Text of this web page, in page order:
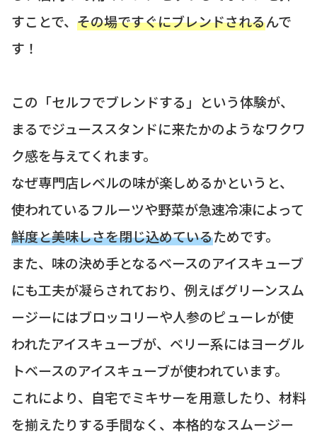
すことで、 その場ですぐにブレンドされるんで
す！
この「セルフでブレンドする」という体験が、
まるでジューススタンドに来たかのようなワクワ
ク感を与えてくれます。
なぜ専門店レベルの味が楽しめるかというと、
使われているフルーツや野菜が急速冷凍によって
鮮度と美味しさを閉じ込めているためです。
また、味の決め手となるベースのアイスキューブ
にも工夫が凝らされており、例えばグリーンスム
ージーにはブロッコリーや人参のピューレが使
われたアイスキューブが、ベリー系にはヨーグル
トベースのアイスキューブが使われています。
これにより、自宅でミキサーを用意したり、材料
を揃えたりする手間なく、本格的なスムージー